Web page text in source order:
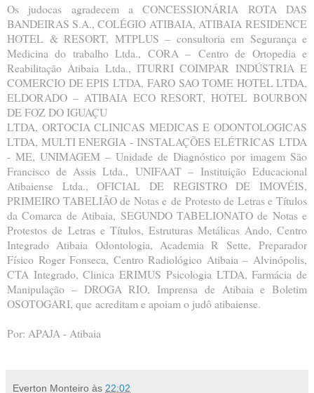
Os judocas agradecem a CONCESSIONÁRIA ROTA DAS
BANDEIRAS S.A., COLÉGIO ATIBAIA, ATIBAIA RESIDENCE
HOTEL & RESORT, MTPLUS – consultoria em Segurança e
Medicina do trabalho Ltda., CORA – Centro de Ortopedia e
Reabilitação Atibaia Ltda., ITURRI COIMPAR INDÚSTRIA E
COMERCIO DE EPIS LTDA, FARO SAO TOME HOTEL LTDA,
ELDORADO – ATIBAIA ECO RESORT, HOTEL BOURBON
DE FOZ DO IGUAÇU
LTDA, ORTOCIA CLINICAS MEDICAS E ODONTOLOGICAS
LTDA, MULTI ENERGIA - INSTALAÇÕES ELÉTRICAS LTDA
- ME, UNIMAGEM – Unidade de Diagnóstico por imagem São
Francisco de Assis Ltda., UNIFAAT – Instituição Educacional
Atibaiense Ltda., OFICIAL DE REGISTRO DE IMOVÉIS,
PRIMEIRO TABELIÃO de Notas e de Protesto de Letras e Títulos
da Comarca de Atibaia, SEGUNDO TABELIONATO de Notas e
Protestos de Letras e Títulos, Estruturas Metálicas Ando, Centro
Integrado Atibaia Odontologia, Academia R Sette, Preparador
Físico Roger Fonseca, Centro Radiológico Atibaia – Alvinópolis,
CTA Integrado, Clinica ERIMUSPsicologia LTDA, Farmácia de
Manipulação – DROGA RIO, Imprensa de Atibaia e Boletim
OSOTOGARI, que acreditam e apoiam o judô atibaiense.
Por: APAJA - Atibaia
Everton Monteiro às 22:02